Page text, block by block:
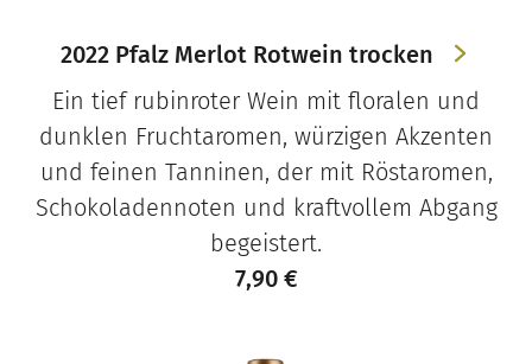
2022 Pfalz Merlot Rotwein trocken
Ein tief rubinroter Wein mit floralen und
dunklen Fruchtaromen, würzigen Akzenten
und feinen Tanninen, der mit Röstaromen,
Schokoladennoten und kraftvollem Abgang
begeistert.
7,90 €